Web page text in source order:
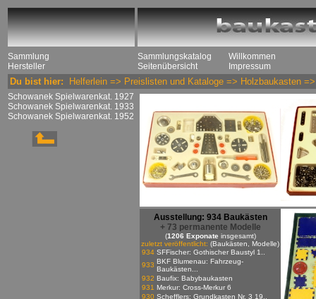
Sammlung
Hersteller
Sammlungskatalog
Seitenübersicht
Willkommen
Impressum
Du bist hier: Helferlein => Preislisten und Kataloge => Holzbaukasten
Schowanek Spielwarenkat. 1927
Schowanek Spielwarenkat. 1933
Schowanek Spielwarenkat. 1952
Ausstellung: 934 Baukästen
+ 73 permanente Modelle
(1206 Exponate insgesamt)
zuletzt veröffentlicht: (Baukästen, Modelle)
934 SFFischer: Gothischer Baustyl 1..
933 BKF Blumenau: Fahrzeug-
Baukästen...
932 Baufix: Babybaukasten
931 Merkur: Cross-Merkur 6
930 Schefflers: Grundkasten Nr. 3 19..